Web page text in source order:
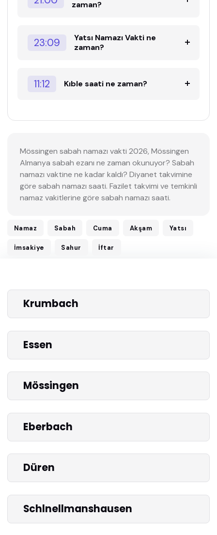
zaman?
23:09
Yatsı Namazı Vakti ne
zaman?
11:12 Kıble saati ne zaman?
Mössingen sabah namazı vakti 2026, Mössingen
Almanya sabah ezanı ne zaman okunuyor? Sabah
namazı vaktine ne kadar kaldı? Diyanet takvimine
göre sabah namazı saati. Fazilet takvimi ve temkinli
namaz vakitlerine göre sabah namazı saati.
Namaz Sabah Cuma Akşam Yatsı
İmsakiye Sahur İftar
Krumbach
Essen
Mössingen
Eberbach
Düren
Schlnellmanshausen